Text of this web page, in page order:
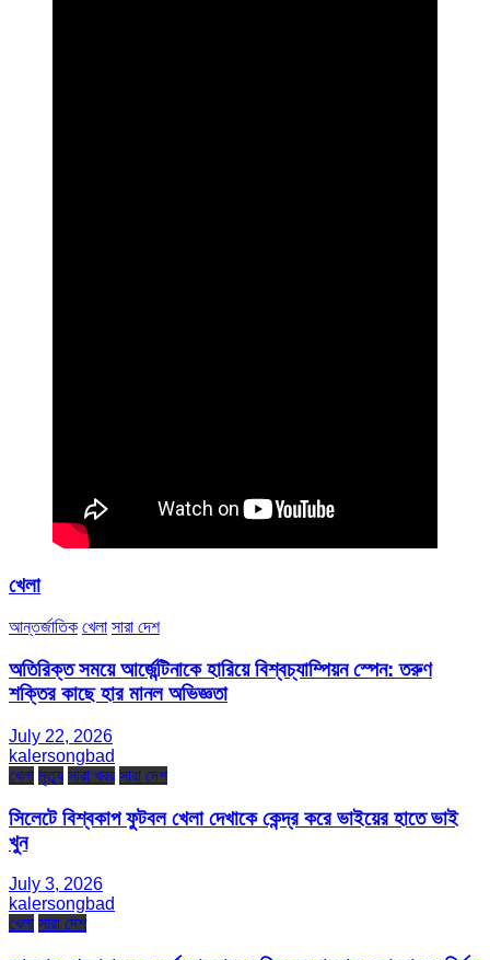
খেলা
আন্তর্জাতিক খেলা সারা দেশ
অতিরিক্ত সময়ে আর্জেন্টিনাকে হারিয়ে বিশ্বচ্যাম্পিয়ন স্পেন: তরুণ
শক্তির কাছে হার মানল অভিজ্ঞতা
July 22, 2026
kalersongbad
খেলা মৃত্যু সারা খবর সারা দেশ
সিলেটে বিশ্বকাপ ফুটবল খেলা দেখাকে কেন্দ্র করে ভাইয়ের হাতে ভাই
খুন
July 3, 2026
kalersongbad
খেলা সারা দেশ